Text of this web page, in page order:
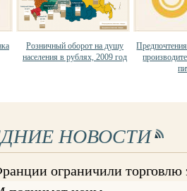
Розничный оборот на душу
населения в рублях, 2009 год
НОВОСТИ
ограничили торговлю